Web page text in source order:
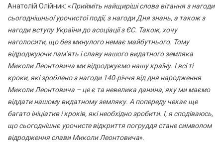
Анатолій Олійник: «Прийміть найщиріші слова вітання з нагоди
сьогоднішньої урочистої події, з нагоди Дня знань, а також з
нагоди вступу України до асоціації з ЄС. Також, хочу
наголосити, що без минулого немає майбутнього. Тому
відроджуючи пам’ять і славу нашого видатного земляка
Миколи Леонтовича ми відроджуємо нашу країну. І всі ті
кроки, які зроблено з нагоди 140-річчя від дня народження
Миколи Леонтовича – це є та невелика данина, яку ми маємо
віддати нашому видатному земляку. А попереду чекає ще
багато ініціатив і кроків, які необхідно зробити. І, я сподіваюсь,
що сьогоднішнє урочисте відкриття погруддя стане символом
відродження слави Миколи Леонтовича».